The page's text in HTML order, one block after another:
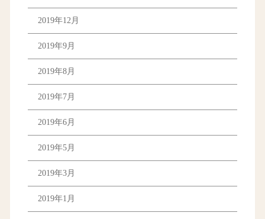
2019年12月
2019年9月
2019年8月
2019年7月
2019年6月
2019年5月
2019年3月
2019年1月